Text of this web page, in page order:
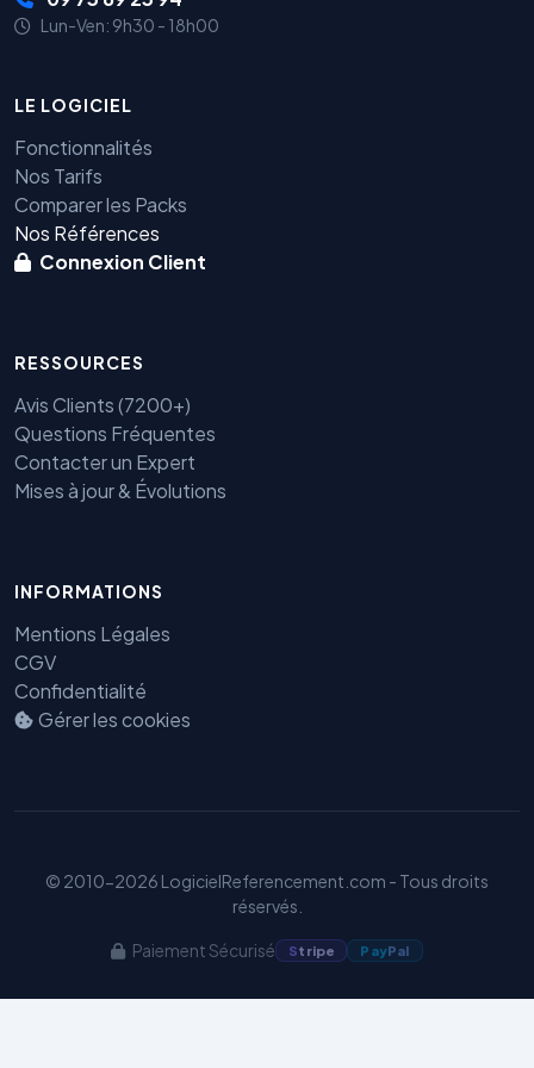
Lun-Ven: 9h30 - 18h00
LE LOGICIEL
Fonctionnalités
Nos Tarifs
Comparer les Packs
Nos Références
Connexion Client
RESSOURCES
Avis Clients (7200+)
Questions Fréquentes
Contacter un Expert
Mises à jour & Évolutions
INFORMATIONS
Mentions Légales
CGV
Confidentialité
Gérer les cookies
© 2010-2026 LogicielReferencement.com - Tous droits
réservés.
Paiement Sécurisé Stripe PayPal